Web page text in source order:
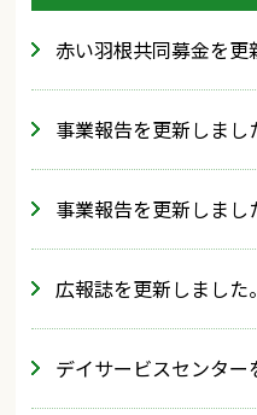
赤い羽根共同募金を更
事業報告を更新しまし
事業報告を更新しまし
広報誌を更新しました。
デイサービスセンター